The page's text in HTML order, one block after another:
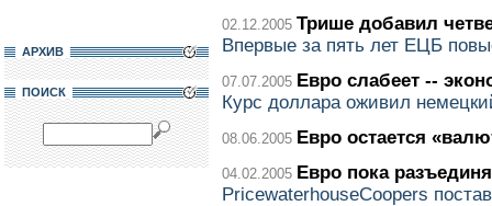
АРХИВ
ПОИСК
02.12.2005 Трише добавил
Впервые за пять лет ЕЦБ
07.07.2005 Евро слабеет --
Курс доллара оживил
08.06.2005 Евро остается
04.02.2005 Евро пока
PricewaterhouseCoopers